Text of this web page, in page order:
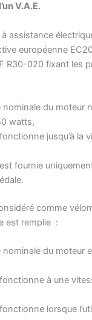
V.A.E.
assistance
européenne
R30-020 fixant les
nominale du moteur
watts,
jusqu’à la
fournie
comme
est remplie :
nominale du moteur
à une
lorsque